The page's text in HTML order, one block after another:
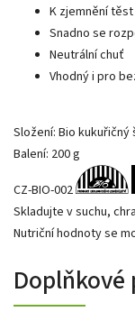
K zjemnění
Snadno se
Neutrální chuť
Vhodný i pro
Složení: Bio kukuřičný
Balení: 200 g
CZ-BIO-002
Skladujte v suchu,
Nutriční hodnoty se